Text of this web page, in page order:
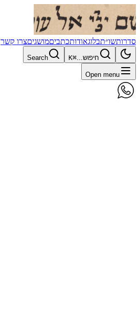
סדרותשו״תבלוגאודותכתביםמושגיםצרו קשר
חיפוש...⌘K
Search
Open menu